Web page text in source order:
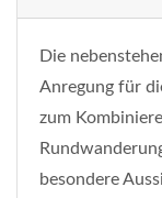
Die
Anregung für
zum
besondere